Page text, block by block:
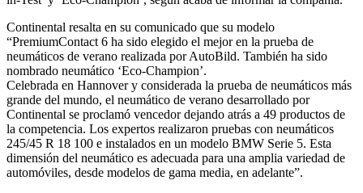
Continental resalta en su comunicado que su modelo
“PremiumContact 6 ha sido elegido el mejor en la prueba de
neumáticos de verano realizada por AutoBild. También ha sido
nombrado neumático ‘Eco-Champion’.
Celebrada en Hannover y considerada la prueba de neumáticos más
grande del mundo, el neumático de verano desarrollado por
Continental se proclamó vencedor dejando atrás a 49 productos de
la competencia. Los expertos realizaron pruebas con neumáticos
245/45 R 18 100 e instalados en un modelo BMW Serie 5. Esta
dimensión del neumático es adecuada para una amplia variedad de
automóviles, desde modelos de gama media, en adelante”.